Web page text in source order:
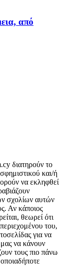
από
διατηρούν το
και/ή
να εκληφθεί
σχολίων αυτών
Αν κάποιος
θεωρεί ότι
του,
για να
να κάνουν
τους πιο πάνω